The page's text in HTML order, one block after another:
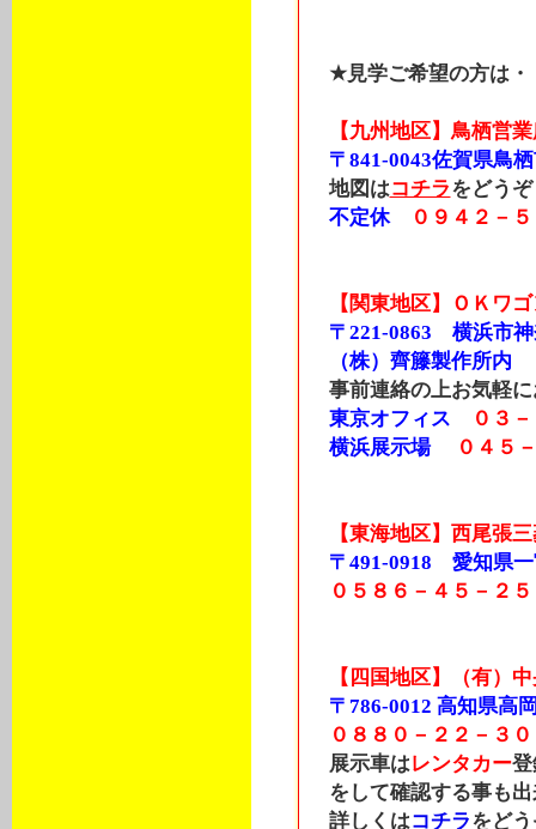
★見学ご希望の方は・
【九州地区】鳥栖営
〒841-0043佐賀県鳥
地図はコチラをどうぞ
不定休
０９４２－
【関東地区】ＯＫワ
〒221-0863 横浜市神
（株）齊籐製作所内
事前連絡の上お気軽
東京オフィス
０３
横浜展示場
０４５
【東海地区】西尾張
〒491-0918 愛知県一
０５８６－４５－２
【四国地区】（有）
〒786-0012 高知県高
０８８０－２２－３
展示車はレンタカー登
をして確認する事も
詳しくはコチラをど